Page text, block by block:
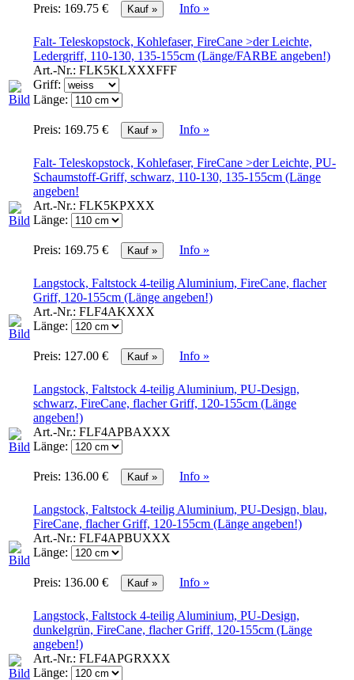
Preis: 169.75 € Info »
Falt- Teleskopstock, Kohlefaser, FireCane >der Leichte,
Ledergriff, 110-130, 135-155cm (Länge/FARBE angeben!)
Art.-Nr.: FLK5KLXXXFFF
Griff:
Länge:
Preis: 169.75 € Info »
Falt- Teleskopstock, Kohlefaser, FireCane >der Leichte, PU-
Schaumstoff-Griff, schwarz, 110-130, 135-155cm (Länge
angeben!
Art.-Nr.: FLK5KPXXX
Länge:
Preis: 169.75 € Info »
Langstock, Faltstock 4-teilig Aluminium, FireCane, flacher
Griff, 120-155cm (Länge angeben!)
Art.-Nr.: FLF4AKXXX
Länge:
Preis: 127.00 € Info »
Langstock, Faltstock 4-teilig Aluminium, PU-Design,
schwarz, FireCane, flacher Griff, 120-155cm (Länge
angeben!)
Art.-Nr.: FLF4APBAXXX
Länge:
Preis: 136.00 € Info »
Langstock, Faltstock 4-teilig Aluminium, PU-Design, blau,
FireCane, flacher Griff, 120-155cm (Länge angeben!)
Art.-Nr.: FLF4APBUXXX
Länge:
Preis: 136.00 € Info »
Langstock, Faltstock 4-teilig Aluminium, PU-Design,
dunkelgrün, FireCane, flacher Griff, 120-155cm (Länge
angeben!)
Art.-Nr.: FLF4APGRXXX
Länge: